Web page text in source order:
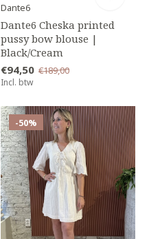
Dante6
Dante6 Cheska printed
pussy bow blouse |
Black/Cream
€94,50 €189,00
Incl. btw
-50%